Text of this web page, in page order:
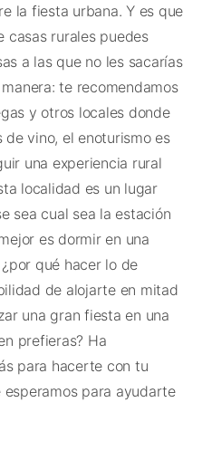
la fiesta urbana. Y es que
casas rurales puedes
a las que no les sacarías
te recomendamos
y otros locales donde
vino, el enoturismo es
una experiencia rural
localidad es un lugar
sea cual sea la estación
es dormir en una
qué hacer lo de
de alojarte en mitad
una gran fiesta en una
prefieras? Ha
para hacerte con tu
para ayudarte